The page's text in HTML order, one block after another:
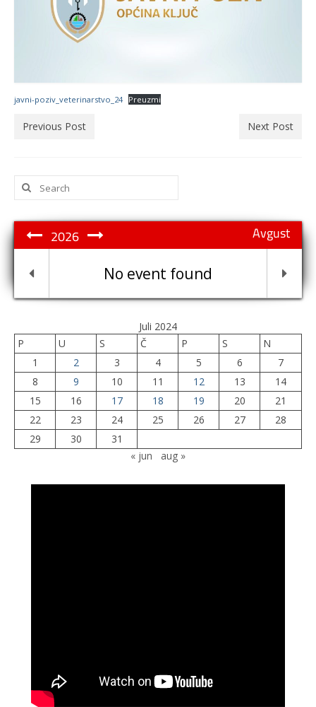
javni-poziv_veterinarstvo_24 Preuzmi
Previous Post Next Post
Search
for:
Avgust
2026
No event found
Juli 2024
P
U S Č P S
N
1
2 3 4 5 6
7
8
9 10 11 12 13
14
15
16 17 18 19 20
21
22
23 24 25 26 27
28
29
30
31
« jun
aug »